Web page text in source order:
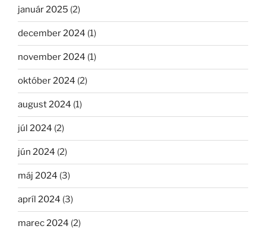
január 2025 (2)
december 2024 (1)
november 2024 (1)
október 2024 (2)
august 2024 (1)
júl 2024 (2)
jún 2024 (2)
máj 2024 (3)
apríl 2024 (3)
marec 2024 (2)